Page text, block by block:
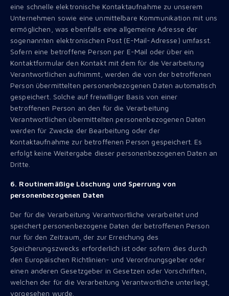
eine schnelle elektronische Kontaktaufnahme zu unserem
Unternehmen sowie eine unmittelbare Kommunikation mit uns
ermöglichen, was ebenfalls eine allgemeine Adresse der
sogenannten elektronischen Post (E-Mail-Adresse) umfasst.
Sofern eine betroffene Person per E-Mail oder über ein
Kontaktformular den Kontakt mit dem für die Verarbeitung
Verantwortlichen aufnimmt, werden die von der betroffenen
Person übermittelten personenbezogenen Daten automatisch
gespeichert. Solche auf freiwilliger Basis von einer
betroffenen Person an den für die Verarbeitung
Verantwortlichen übermittelten personenbezogenen Daten
werden für Zwecke der Bearbeitung oder der
Kontaktaufnahme zur betroffenen Person gespeichert. Es
erfolgt keine Weitergabe dieser personenbezogenen Daten an
Dritte.
6. Routinemäßige Löschung und Sperrung von
personenbezogenen Daten
Der für die Verarbeitung Verantwortliche verarbeitet und
speichert personenbezogene Daten der betroffenen Person
nur für den Zeitraum, der zur Erreichung des
Speicherungszwecks erforderlich ist oder sofern dies durch
den Europäischen Richtlinien- und Verordnungsgeber oder
einen anderen Gesetzgeber in Gesetzen oder Vorschriften,
welchen der für die Verarbeitung Verantwortliche unterliegt,
vorgesehen wurde.